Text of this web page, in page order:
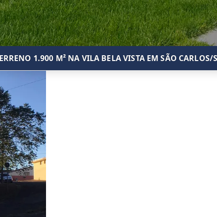
1.900 M² NA VILA BELA VISTA EM SÃO CARLOS/